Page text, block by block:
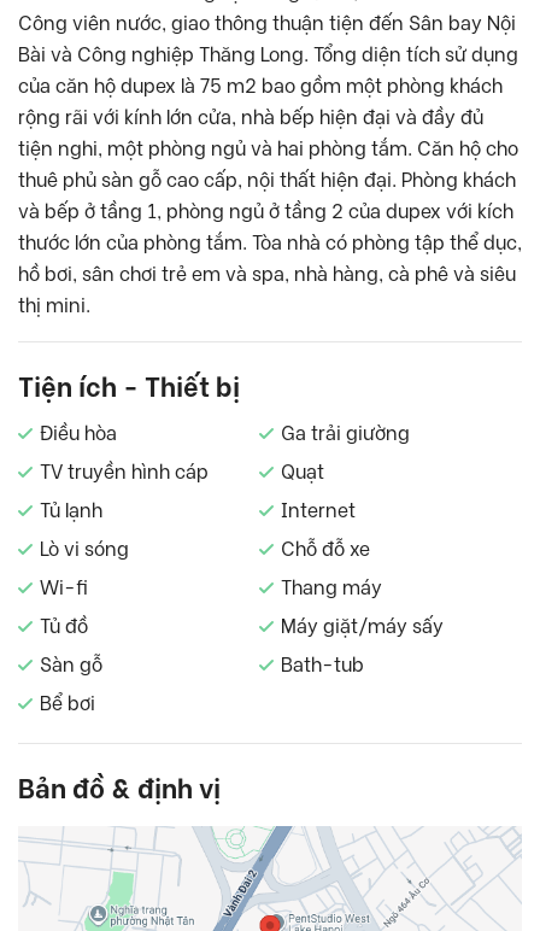
Công viên nước, giao thông thuận tiện đến Sân bay Nội
Bài và Công nghiệp Thăng Long. Tổng diện tích sử dụng
của căn hộ dupex là 75 m2 bao gồm một phòng khách
rộng rãi với kính lớn cửa, nhà bếp hiện đại và đầy đủ
tiện nghi, một phòng ngủ và hai phòng tắm. Căn hộ cho
thuê phủ sàn gỗ cao cấp, nội thất hiện đại. Phòng khách
và bếp ở tầng 1, phòng ngủ ở tầng 2 của dupex với kích
thước lớn của phòng tắm. Tòa nhà có phòng tập thể dục,
hồ bơi, sân chơi trẻ em và spa, nhà hàng, cà phê và siêu
thị mini.
Tiện ích - Thiết bị
Điều hòa
Ga trải giường
TV truyền hình cáp
Quạt
Tủ lạnh
Internet
Lò vi sóng
Chỗ đỗ xe
Wi-fi
Thang máy
Tủ đồ
Máy giặt/máy sấy
Sàn gỗ
Bath-tub
Bể bơi
Bản đồ & định vị